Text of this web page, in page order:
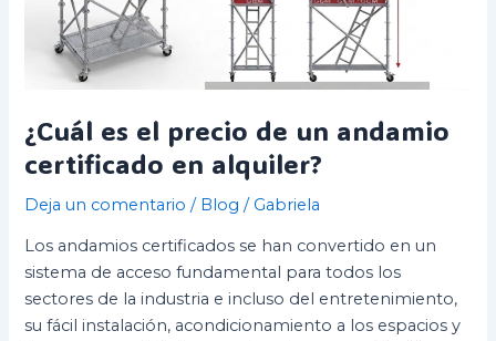
¿Cuál es el precio de un andamio
certificado en alquiler?
Deja un comentario / Blog / Gabriela
Los andamios certificados se han convertido en un
sistema de acceso fundamental para todos los
sectores de la industria e incluso del entretenimiento,
su fácil instalación, acondicionamiento a los espacios y